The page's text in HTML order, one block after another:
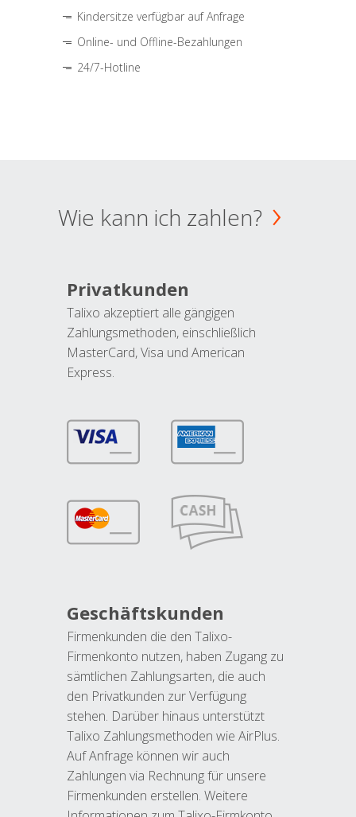
Kindersitze verfügbar auf Anfrage
Online- und Offline-Bezahlungen
24/7-Hotline
Wie kann ich zahlen?
Privatkunden
Talixo akzeptiert alle gängigen
Zahlungsmethoden, einschließlich
MasterCard, Visa und American
Express.
Geschäftskunden
Firmenkunden die den Talixo-
Firmenkonto nutzen, haben Zugang zu
sämtlichen Zahlungsarten, die auch
den Privatkunden zur Verfügung
stehen. Darüber hinaus unterstützt
Talixo Zahlungsmethoden wie AirPlus.
Auf Anfrage können wir auch
Zahlungen via Rechnung für unsere
Firmenkunden erstellen. Weitere